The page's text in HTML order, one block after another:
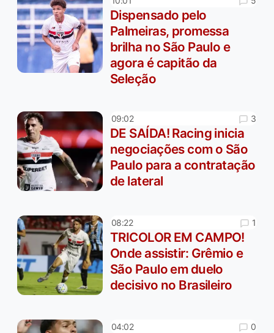
Dispensado pelo
Palmeiras, promessa
brilha no São Paulo e
agora é capitão da
Seleção
09:02 3
DE SAÍDA! Racing inicia
negociações com o São
Paulo para a contratação
de lateral
08:22 1
TRICOLOR EM CAMPO!
Onde assistir: Grêmio e
São Paulo em duelo
decisivo no Brasileiro
04:02 0